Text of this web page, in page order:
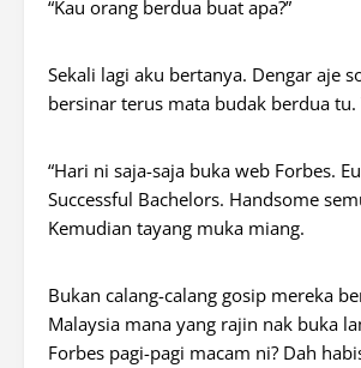
“Kau orang berdua buat apa?”
Sekali lagi aku bertanya. Dengar aje
bersinar terus mata budak berdua tu.
“Hari ni saja-saja buka web Forbes.
Successful Bachelors. Handsome
Kemudian tayang muka miang.
Bukan calang-calang gosip mereka
Malaysia mana yang rajin nak buka
Forbes pagi-pagi macam ni? Dah